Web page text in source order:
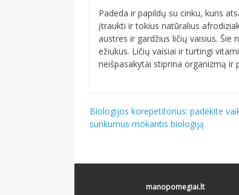
Padeda ir papildų su cinku, kuris
įtraukti ir tokius natūralius
austres ir gardžius ličių vaisius. Šie
ežiukus. Ličių vaisiai ir turtingi
neišpasakytai stiprina organizmą ir
Navigacija
tarp
Biologijos korepetitorius: padėkite
sunkumus mokantis biologiją
manopomegiai.lt